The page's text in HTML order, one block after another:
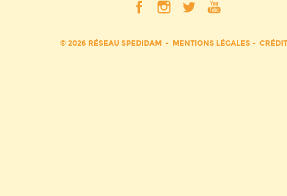
© 2026 RÉSEAU SPEDIDAM MENTIONS LÉGALES